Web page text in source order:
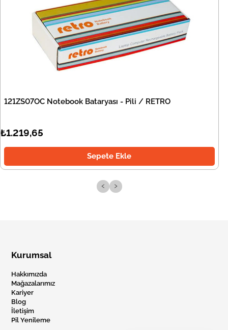
121ZS07OC Notebook Bataryası - Pili / RETRO
₺1.219,65
Sepete Ekle
‹ ›
Kurumsal
Hakkımızda
Mağazalarımız
Kariyer
Blog
İletişim
Pil Yenileme